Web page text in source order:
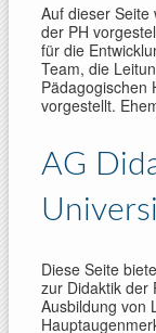
Auf dieser Seite
der PH
für die
Team, die
Pädagogischen
vorgestellt.
AG
Diese Seite
zur Didaktik der
Ausbildung von